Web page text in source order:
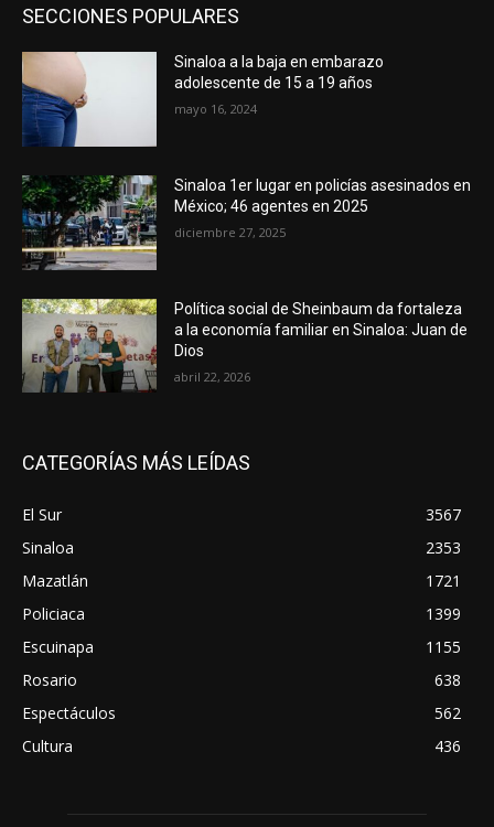
SECCIONES POPULARES
Sinaloa a la baja en embarazo
adolescente de 15 a 19 años
mayo 16, 2024
Sinaloa 1er lugar en policías asesinados en
México; 46 agentes en 2025
diciembre 27, 2025
Política social de Sheinbaum da fortaleza
a la economía familiar en Sinaloa: Juan de
Dios
abril 22, 2026
CATEGORÍAS MÁS LEÍDAS
El Sur
3567
Sinaloa
2353
Mazatlán
1721
Policiaca
1399
Escuinapa
1155
Rosario
638
Espectáculos
562
Cultura
436